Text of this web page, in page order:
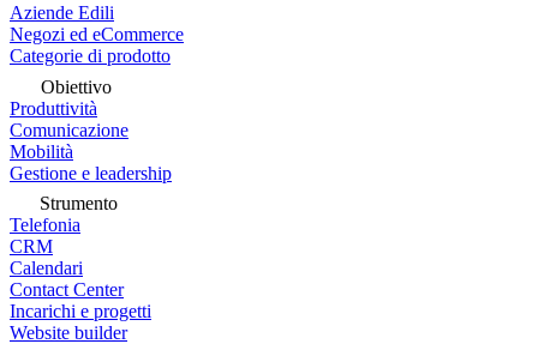
Aziende Edili
Negozi ed eCommerce
Categorie di prodotto
Obiettivo
Produttività
Comunicazione
Mobilità
Gestione e leadership
Strumento
Telefonia
CRM
Calendari
Contact Center
Incarichi e progetti
Website builder